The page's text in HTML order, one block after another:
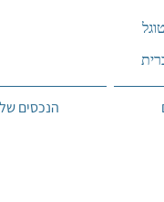
הנכסים